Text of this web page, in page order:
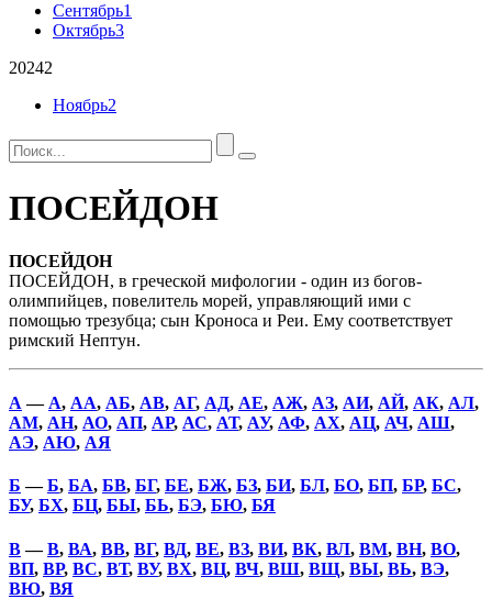
Сентябрь1
Октябрь3
20242
Ноябрь2
ПОСЕЙДОН
ПОСЕЙДОН
ПОСЕЙДОН, в греческой мифологии - один из богов-
олимпийцев, повелитель морей, управляющий ими с
помощью трезубца; сын Кроноса и Реи. Ему соответствует
римский Нептун.
А — А, АА, АБ, АВ, АГ, АД, АЕ, АЖ, АЗ, АИ, АЙ, АК, АЛ,
АМ, АН, АО, АП, АР, АС, АТ, АУ, АФ, АХ, АЦ, АЧ, АШ,
АЭ, АЮ, АЯ
Б —Б, БА, БВ, БГ, БЕ, БЖ, БЗ, БИ, БЛ, БО, БП, БР, БС,
БУ, БХ, БЦ, БЫ, БЬ, БЭ, БЮ, БЯ
В—В, ВА, ВВ, ВГ, ВД, ВЕ, ВЗ, ВИ, ВК, ВЛ, ВМ, ВН, ВО,
ВП, ВР, ВС, ВТ, ВУ, ВХ, ВЦ, ВЧ, ВШ, ВЩ, ВЫ, ВЬ, ВЭ,
ВЮ, ВЯ